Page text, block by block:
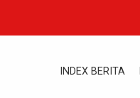
INDEX BERITA